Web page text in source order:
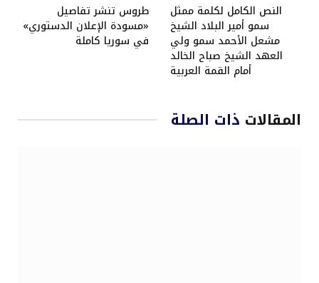
النص الكامل لكلمة ممثل
سمو أمير البلاد الشيخ
مشعل الأحمد سمو ولي
العهد الشيخ صباح الخالد
أمام القمة العربية
طروس تنشر تفاصيل
«مسودة الإعلان الدستوري»
في سوريا كاملة
المقالات ذات الصلة